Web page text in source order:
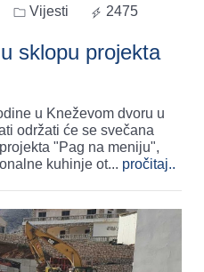
Vijesti 2475
sklopu projekta
u Kneževom dvoru u
održati će se svečana
"Pag na meniju",
kuhinje ot... pročitaj..